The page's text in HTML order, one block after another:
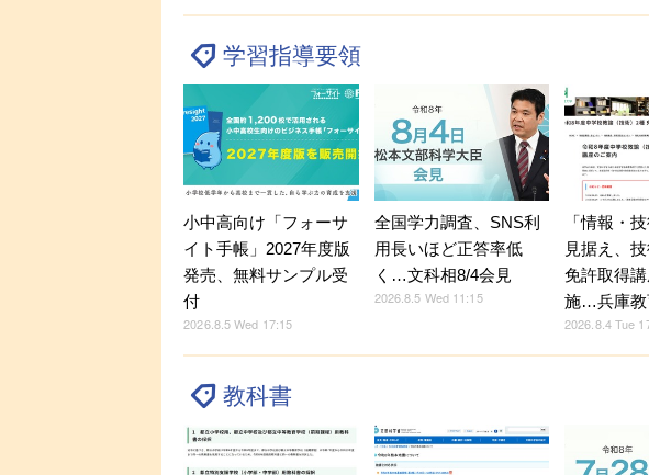
学習指導要領
小中高向け「フォーサ
イト手帳」2027年度版
発売、無料サンプル受
付
2026.8.5 Wed 17:15
全国学力調査、SNS利
用長いほど正答率低
く…文科相8/4会見
2026.8.5 Wed 11:15
「情報・
見据え、
免許取得
施…兵庫教
2026.8.4 Tue
教科書